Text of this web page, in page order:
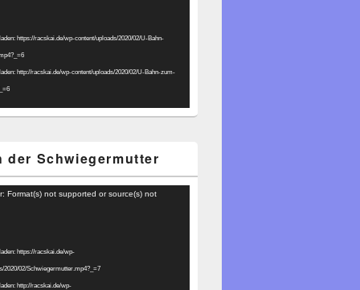
https://racskai.de/wp-content/uploads/2020/02/U-Bahn-
http://racskai.de/wp-content/uploads/2020/02/U-Bahn-zum-
der Schwiegermutter
Format(s) not supported or source(s) not
https://racskai.de/wp-
2020/02/Schwiegermutter.mp4?_=7
http://racskai.de/wp-